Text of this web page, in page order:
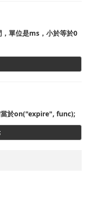
單位是ms，小於等於0
當於on("expire", func);